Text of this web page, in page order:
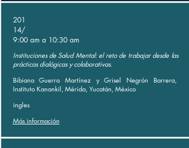
201
14/
9:00 am a 10:30 am
Instituciones de Salud Mental: el reto de trabajar desde las
prácticas dialógicas y colaborativas.
Bibiana Guerra Martínez y Grisel Negrón Barrera,
Instituto Kanankil, Mérida, Yucatán, México
ingles
Más información